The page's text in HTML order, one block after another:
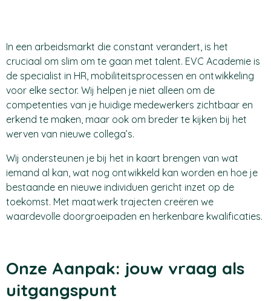
In een arbeidsmarkt die constant verandert, is het
cruciaal om slim om te gaan met talent. EVC Academie is
de specialist in HR, mobiliteitsprocessen en ontwikkeling
voor elke sector. Wij helpen je niet alleen om de
competenties van je huidige medewerkers zichtbaar en
erkend te maken, maar ook om breder te kijken bij het
werven van nieuwe collega’s.
Wij ondersteunen je bij het in kaart brengen van wat
iemand al kan, wat nog ontwikkeld kan worden en hoe je
bestaande en nieuwe individuen gericht inzet op de
toekomst. Met maatwerk trajecten creëren we
waardevolle doorgroeipaden en herkenbare kwalificaties.
Onze Aanpak: jouw vraag als
uitgangspunt